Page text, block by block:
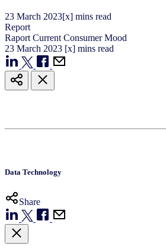
23 March 2023[x] mins read
Report
Raport Current Consumer Mood
23 March 2023 [x] mins read
Data Technology
Share